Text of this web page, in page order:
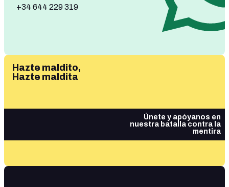
+34 644 229 319
Hazte maldito,
Hazte maldita
Únete y apóyanos en
nuestra batalla contra la
mentira